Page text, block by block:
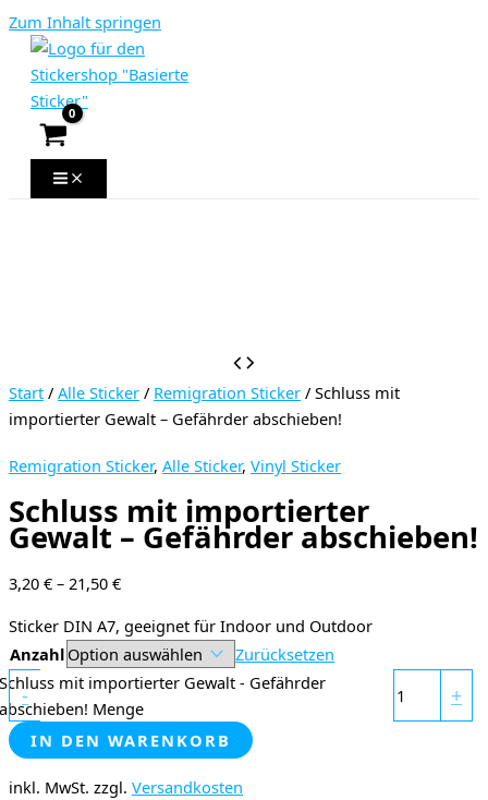
Zum Inhalt springen
Start /Alle Sticker / Remigration Sticker / Schluss mit
importierter Gewalt – Gefährder abschieben!
Remigration Sticker, Alle Sticker, Vinyl Sticker
Schluss mit importierter
Gewalt – Gefährder abschieben!
3,20 € – 21,50 €
Sticker DIN A7, geeignet für Indoor und Outdoor
Anzahl
Zurücksetzen
-
Schluss mit importierter Gewalt - Gefährder
abschieben! Menge
+
IN DEN WARENKORB
inkl. MwSt. zzgl. Versandkosten